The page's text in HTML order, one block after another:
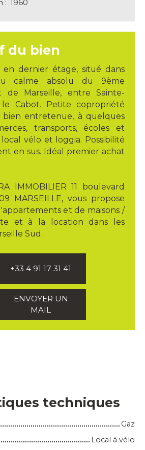
: 1960
du bien
en dernier étage, situé dans
calme absolu du 9ème
de Marseille, entre Sainte-
Cabot. Petite copropriété
bien entretenue, à quelques
transports, écoles et
local vélo et loggia. Possibilité
en sus. Idéal premier achat
IMMOBILIER 11 boulevard
MARSEILLE, vous propose
et de maisons /
et à la location dans les
Sud.
+33 4 91 17 31 41
ENVOYER UN
MAIL
techniques
Gaz
Local à vélo